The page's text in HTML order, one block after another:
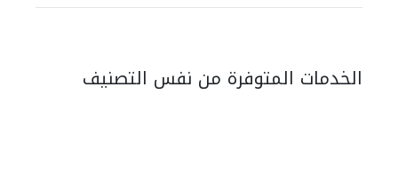
الخدمات المتوفرة من نفس التصنيف